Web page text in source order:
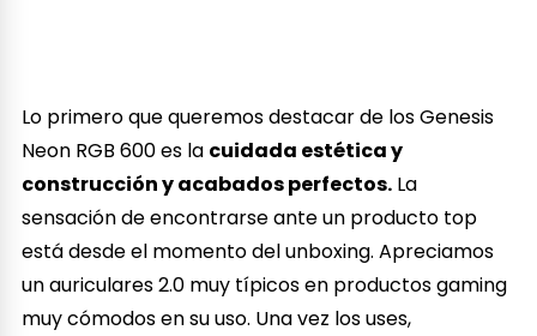
Lo primero que queremos destacar de los Genesis
Neon RGB 600 es la cuidada estética y
construcción y acabados perfectos. La
sensación de encontrarse ante un producto top
está desde el momento del unboxing. Apreciamos
un auriculares 2.0 muy típicos en productos gaming
muy cómodos en su uso. Una vez los uses,